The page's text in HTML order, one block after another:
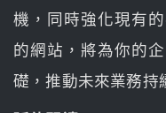
機，同時強化現有
的網站，將為你的
礎，推動未來業務持